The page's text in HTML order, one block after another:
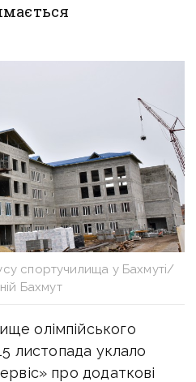
спортучилища у Бахмуті/
Бахмут
олімпійського
листопада уклало
про додаткові